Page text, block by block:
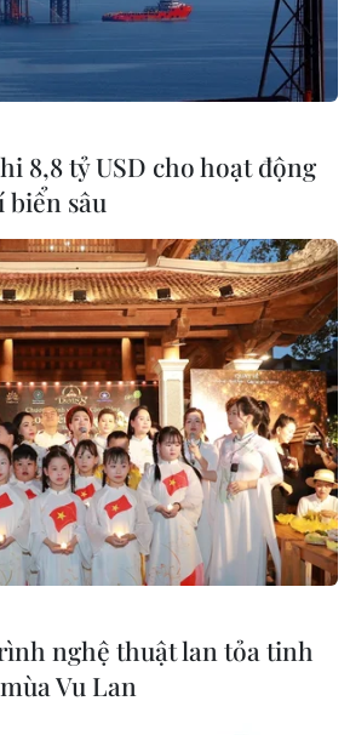
tán thân nhân binh lính
Quốc
hành diễn tập sơ tán gia đình
Quốc trong tình huống giả định
cuộc tấn công vào miền Nam.
8,8 tỷ USD cho hoạt động
biển sâu
nghệ thuật lan tỏa tinh
Vu Lan